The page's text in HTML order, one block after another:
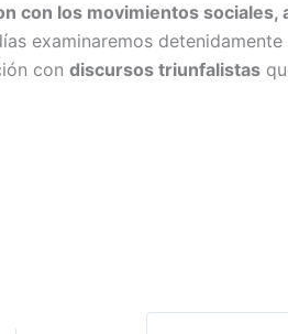
con los movimientos sociales,
examinaremos
con discursos triunfalistas